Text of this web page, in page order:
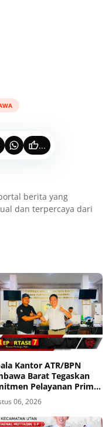
...
berita yang
dan terpercaya dari
Kantor ATR/BPN
Barat Tegaskan
Pelayanan Prima
Buka Pintu Pengaduan
06, 2026